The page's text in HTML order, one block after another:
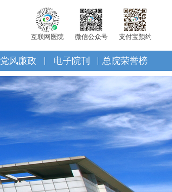
互联网医院 微信公众号 支付宝预约
党风廉政 电子院刊 总院荣誉榜